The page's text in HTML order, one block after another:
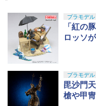
プラモデル
「紅の
ロッソ
プラモデル
毘沙門
槍や甲